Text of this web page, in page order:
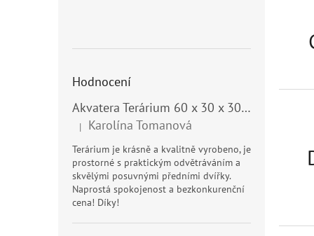
Hodnocení
Akvatera Terárium 60 x 30 x 30 cm, 54 litrů
Hodnocení produktu je 5 z 5 hvězdiček.
| Karolína Tomanová
Terárium je krásně a kvalitně vyrobeno, je
prostorné s praktickým odvětráváním a
skvělými posuvnými předními dvířky.
Naprostá spokojenost a bezkonkurenční
cena! Díky!